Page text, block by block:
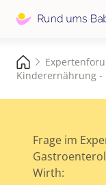
Kinderernährung -
Frage im
Wirth: